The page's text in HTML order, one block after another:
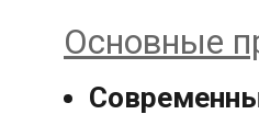
Основные